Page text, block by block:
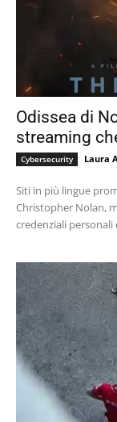
Odissea di
streaming
Cybersecurity Laura
Siti in più lingue
Christopher Nolan,